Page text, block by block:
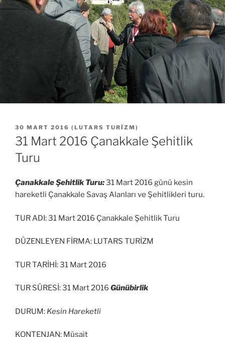
YAYIM
TARIHI
30 MART 2016 ( LUTARS TURIZM )
31 Mart 2016 Çanakkale Şehitlik
Turu
Çanakkale Şehitlik Turu:31 Mart 2016 günü kesin
hareketli Çanakkale Savaş Alanları ve Şehitlikleri turu.
TUR ADI: 31 Mart 2016 Çanakkale Şehitlik Turu
DÜZENLEYEN FİRMA: LUTARS TURİZM
TUR TARİHİ: 31 Mart 2016
TUR SÜRESİ: 31 Mart 2016 Günübirlik
DURUM: Kesin Hareketli
KONTENJAN: Müsait